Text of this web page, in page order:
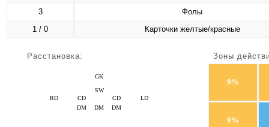
3
Фолы
1 / 0
Карточки желтые/красные
Расстановка:
GK
CD CD
SW
DM
RD
DM
DM
LD
Зоны
9%
9%